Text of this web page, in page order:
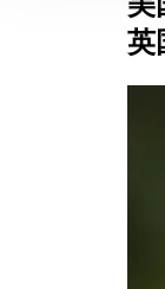
英